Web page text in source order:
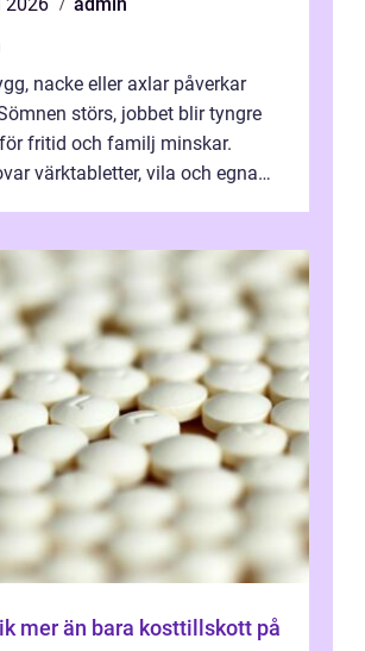
nacke eller axlar påverkar
störs, jobbet blir tyngre
fritid och familj minskar.
värktabletter, vila och egna
på